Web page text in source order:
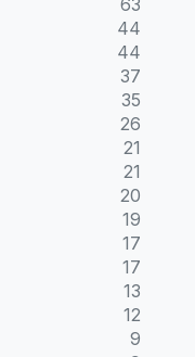
44
44
37
35
26
21
21
20
19
17
17
13
12
9